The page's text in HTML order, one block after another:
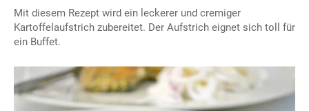
Mit diesem Rezept wird ein leckerer und cremiger
Kartoffelaufstrich zubereitet. Der Aufstrich eignet sich toll für
ein Buffet.